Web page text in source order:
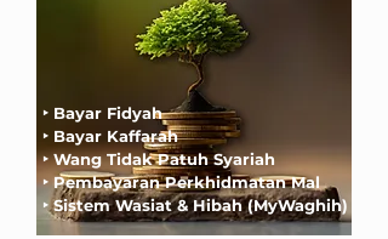
‣ Bayar Fidyah
‣ Bayar Kaffarah
‣Wang Tidak Patuh Syariah
‣Pembayaran Perkhidmatan Mal
‣Sistem Wasiat & Hibah (MyWaghih)